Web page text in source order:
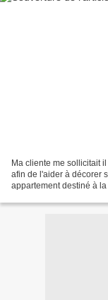
Ma cliente me sollicitait
afin de l'aider à décorer
appartement destiné à